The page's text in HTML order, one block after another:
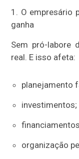
1. O empresário
ganha
Sem pró-labore
real. E isso afeta:
planejamento
investimentos;
organização